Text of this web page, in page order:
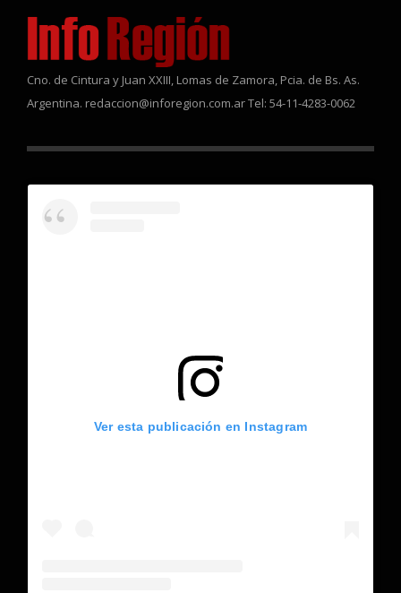
Cno. de Cintura y Juan XXIII, Lomas de Zamora, Pcia. de Bs. As.
Argentina. redaccion@inforegion.com.ar Tel: 54-11-4283-0062
Ver esta publicación en Instagram